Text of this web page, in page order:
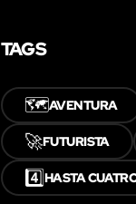
TAGS
🗺️AVENTURA
🚀FUTURISTA
4️⃣HASTA